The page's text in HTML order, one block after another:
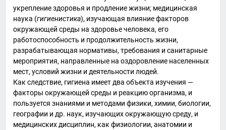
укрепление здоровья и продление жизни; медицинская
наука (гигиенистика), изучающая влияние факторов
окружающей среды на здоровье человека, его
работоспособность и продолжительность жизни,
разрабатывающая нормативы, требования и санитарные
мероприятия, направленные на оздоровление населенных
мест, условий жизни и деятельности людей.
Как следствие, гигиена имеет два объекта изучения —
факторы окружающей среды и реакцию организма, и
пользуется знаниями и методами физики, химии, биологии,
географии и др. наук, изучающих окружающую среду, и
медицинских дисциплин, как физиологии, анатомии и